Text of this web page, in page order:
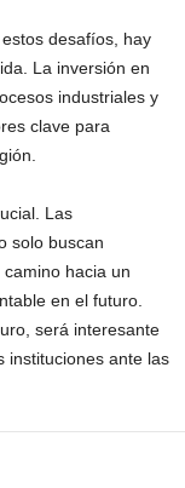
desafíos, hay
La inversión en
industriales y
clave para
Las
solo buscan
hacia un
en el futuro.
será interesante
instituciones ante las